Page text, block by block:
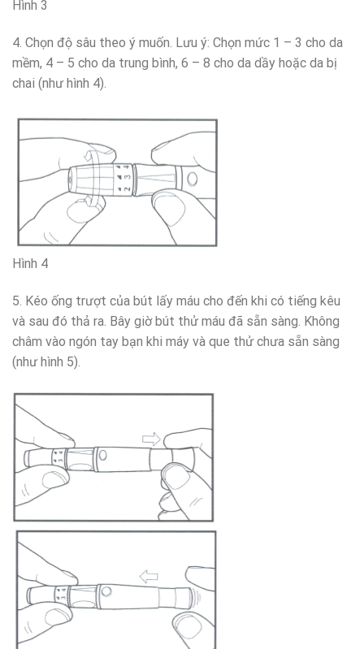
Hình 3
4. Chọn độ sâu theo ý muốn. Lưu ý: Chọn mức 1 – 3 cho da
mềm, 4 – 5 cho da trung bình, 6 – 8 cho da dầy hoặc da bị
chai (như hình 4).
Hình 4
5. Kéo ống trượt của bút lấy máu cho đến khi có tiếng kêu
và sau đó thả ra. Bây giờ bút thử máu đã sẵn sàng. Không
châm vào ngón tay bạn khi máy và que thử chưa sẵn sàng
(như hình 5).